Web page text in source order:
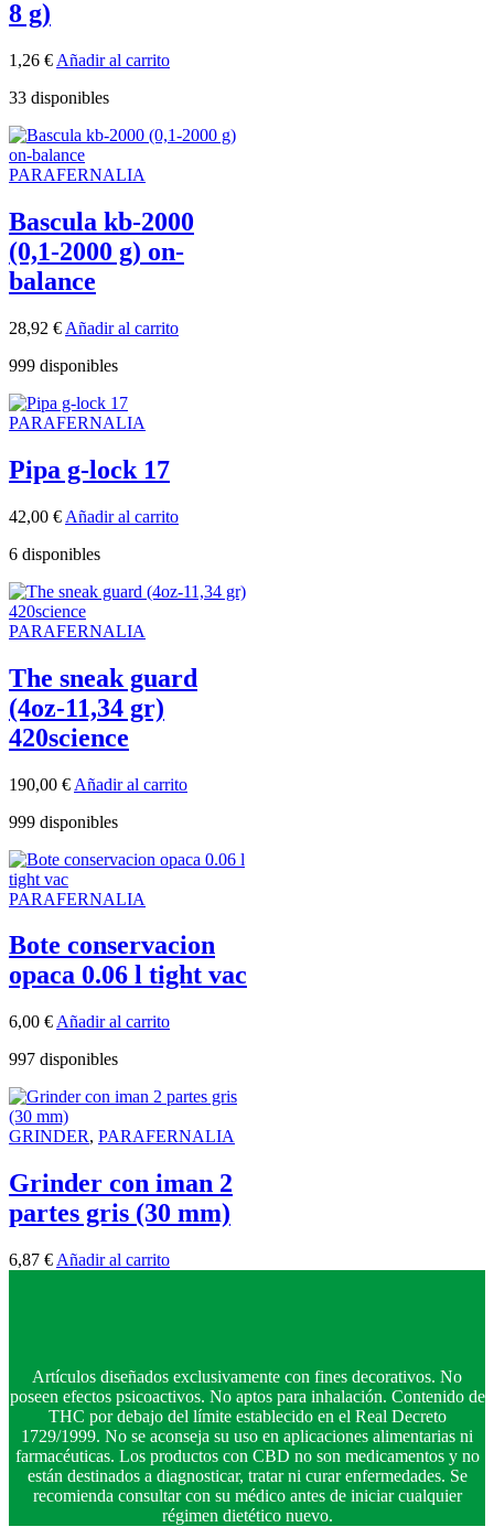
8 g)
1,26 € Añadir al carrito
33 disponibles
PARAFERNALIA
Bascula kb-2000
(0,1-2000 g) on-
balance
28,92 € Añadir al carrito
999 disponibles
PARAFERNALIA
Pipa g-lock 17
42,00 € Añadir al carrito
6 disponibles
PARAFERNALIA
The sneak guard
(4oz-11,34 gr)
420science
190,00 € Añadir al carrito
999 disponibles
PARAFERNALIA
Bote conservacion
opaca 0.06 l tight vac
6,00 € Añadir al carrito
997 disponibles
GRINDER, PARAFERNALIA
Grinder con iman 2
partes gris (30 mm)
6,87 € Añadir al carrito
Artículos diseñados exclusivamente con fines decorativos. No
poseen efectos psicoactivos. No aptos para inhalación. Contenido de
THC por debajo del límite establecido en el Real Decreto
1729/1999. No se aconseja su uso en aplicaciones alimentarias ni
farmacéuticas. Los productos con CBD no son medicamentos y no
están destinados a diagnosticar, tratar ni curar enfermedades. Se
recomienda consultar con su médico antes de iniciar cualquier
régimen dietético nuevo.